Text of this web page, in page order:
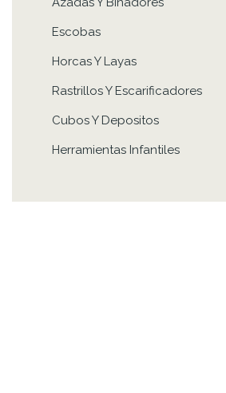
Escobas
Horcas Y Layas
Rastrillos Y Escarificadores
Cubos Y Depositos
Herramientas Infantiles